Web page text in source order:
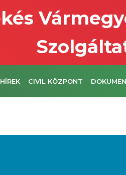
HÍREK CIVIL KÖZPONT